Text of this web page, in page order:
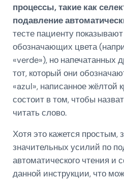
процессы, такие как
подавление
тесте пациенту
обозначающих цвета
«verde»), но напечатанных
тот, который они
«azul», написанное жёлтой
состоит в том, чтобы
читать слово.
Хотя это кажется простым,
значительных усилий по
автоматического чтения и
данной инструкции, что